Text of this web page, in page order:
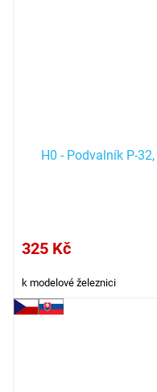
H0 - Podvalník P-
325 Kč
k modelové železnici